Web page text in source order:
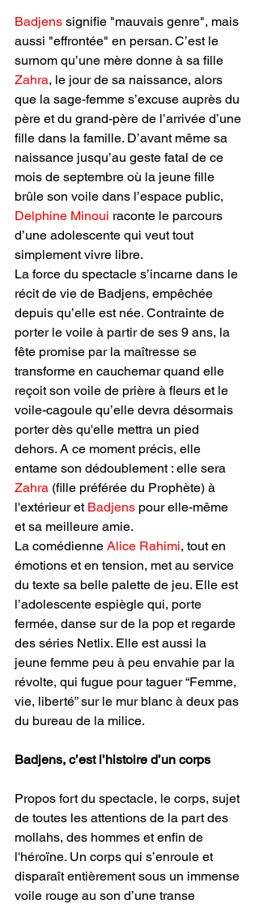
Badjens signifie "mauvais genre", mais
aussi "effrontée" en persan. C’est le
surnom qu’une mère donne à sa fille
Zahra, le jour de sa naissance, alors
que la sage-femme s’excuse auprès du
père et du grand-père de l’arrivée d’une
fille dans la famille. D’avant même sa
naissance jusqu’au geste fatal de ce
mois de septembre où la jeune fille
brûle son voile dans l’espace public,
Delphine Minoui raconte le parcours
d’une adolescente qui veut tout
simplement vivre libre.
La force du spectacle s’incarne dans le
récit de vie de Badjens, empêchée
depuis qu’elle est née. Contrainte de
porter le voile à partir de ses 9 ans, la
fête promise par la maîtresse se
transforme en cauchemar quand elle
reçoit son voile de prière à fleurs et le
voile-cagoule qu’elle devra désormais
porter dès qu'elle mettra un pied
dehors. A ce moment précis, elle
entame son dédoublement : elle sera
Zahra (fille préférée du Prophète) à
l'extérieur et Badjens pour elle-même
et sa meilleure amie.
La comédienne Alice Rahimi, tout en
émotions et en tension, met au service
du texte sa belle palette de jeu. Elle est
l’adolescente espiègle qui, porte
fermée, danse sur de la pop et regarde
des séries Netlix. Elle est aussi la
jeune femme peu à peu envahie par la
révolte, qui fugue pour taguer “Femme,
vie, liberté” sur le mur blanc à deux pas
du bureau de la milice.
Badjens, c’est l’histoire d’un corps
Propos fort du spectacle, le corps, sujet
de toutes les attentions de la part des
mollahs, des hommes et enfin de
l'héroïne. Un corps qui s’enroule et
disparaît entièrement sous un immense
voile rouge au son d’une transe